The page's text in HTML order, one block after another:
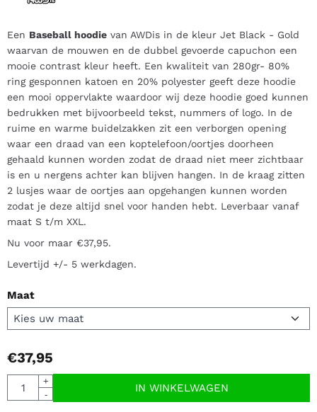
Een Baseball hoodie van AWDis in de kleur Jet Black - Gold
waarvan de mouwen en de dubbel gevoerde capuchon een
mooie contrast kleur heeft. Een kwaliteit van 280gr- 80%
ring gesponnen katoen en 20% polyester geeft deze hoodie
een mooi oppervlakte waardoor wij deze hoodie goed kunnen
bedrukken met bijvoorbeeld tekst, nummers of logo. In de
ruime en warme buidelzakken zit een verborgen opening
waar een draad van een koptelefoon/oortjes doorheen
gehaald kunnen worden zodat de draad niet meer zichtbaar
is en u nergens achter kan blijven hangen. In de kraag zitten
2 lusjes waar de oortjes aan opgehangen kunnen worden
zodat je deze altijd snel voor handen hebt. Leverbaar vanaf
maat S t/m XXL.
Nu voor maar €37,95.
Levertijd +/- 5 werkdagen.
Maat
€37,95
Aantal
+
-
IN WINKELWAGEN